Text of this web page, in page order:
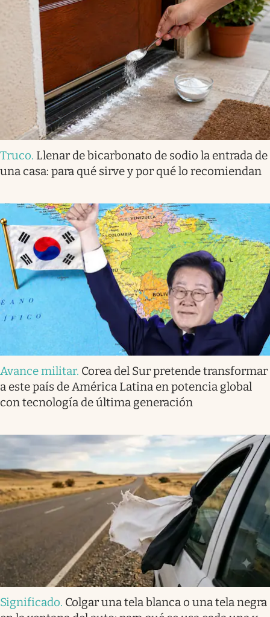
Truco. Llenar de bicarbonato de sodio la entrada de
una casa: para qué sirve y por qué lo recomiendan
Avance militar. Corea del Sur pretende transformar
a este país de América Latina en potencia global
con tecnología de última generación
Significado. Colgar una tela blanca o una tela negra